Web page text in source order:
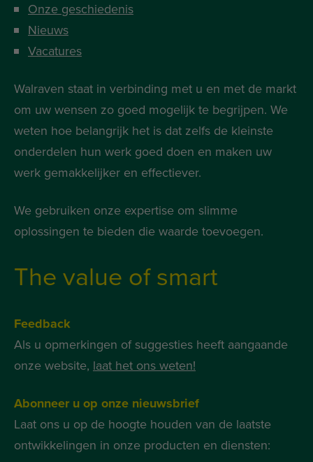
Onze geschiedenis
Nieuws
Vacatures
Walraven staat in verbinding met u en met de markt
om uw wensen zo goed mogelijk te begrijpen. We
weten hoe belangrijk het is dat zelfs de kleinste
onderdelen hun werk goed doen en maken uw
werk gemakkelijker en effectiever.
We gebruiken onze expertise om slimme
oplossingen te bieden die waarde toevoegen.
The value of smart
Feedback
Als u opmerkingen of suggesties heeft aangaande
onze website, laat het ons weten!
Abonneer u op onze nieuwsbrief
Laat ons u op de hoogte houden van de laatste
ontwikkelingen in onze producten en diensten: